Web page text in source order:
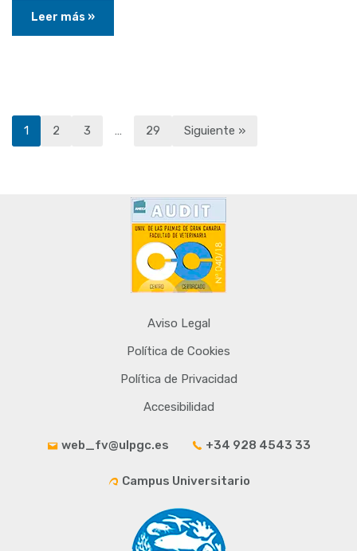
Leer más »
1 2 3 … 29 Siguiente »
Aviso Legal
Política de Cookies
Política de Privacidad
Accesibilidad
web_fv@ulpgc.es +34 928 4543 33
Campus Universitario